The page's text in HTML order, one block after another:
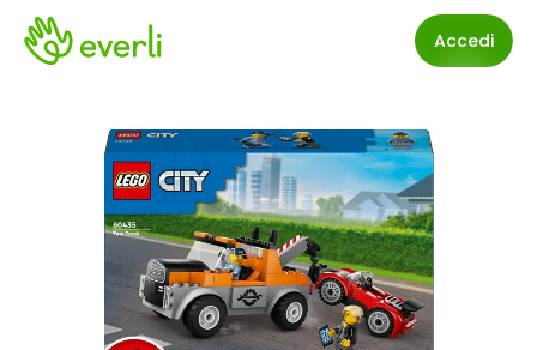
Accedi